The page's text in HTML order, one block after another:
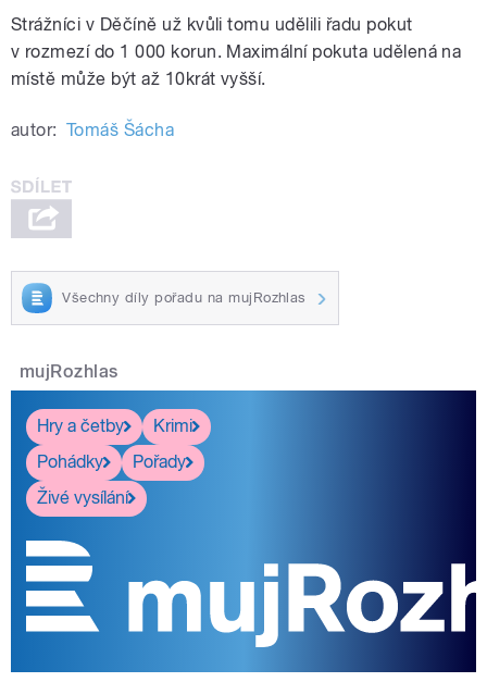
Strážníci v Děčíně už kvůli tomu udělili řadu pokut
v rozmezí do 1 000 korun. Maximální pokuta udělená na
místě může být až 10krát vyšší.
autor: Tomáš Šácha
Všechny díly pořadu na mujRozhlas
mujRozhlas
Hry a četby
Krimi
Pohádky
Pořady
Živé vysílání